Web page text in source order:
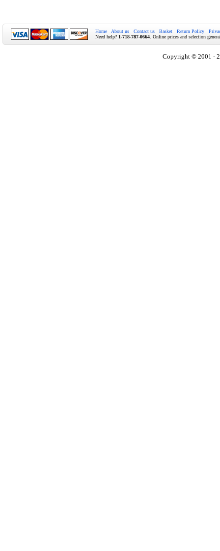
Home About us Contact us Basket Return Policy
Need help? 1-718-787-0664 . Online prices and selection
Copyright © 2001 -